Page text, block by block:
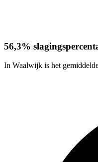
56,3%
In Waalwijk is het